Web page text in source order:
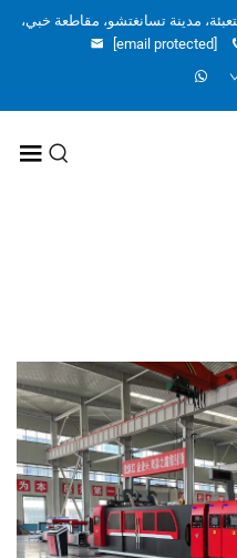
مدينة تسانغتشو، مقاطعة خبي،
[email protected]